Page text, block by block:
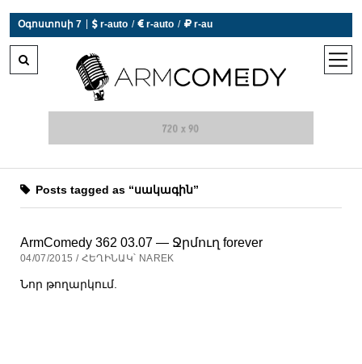
Օգոստոսի 7  r-auto /  r-auto /  r-au
open
Posts tagged as “սակագին”
ArmComedy 362 03.07 — Ջրմուղ forever
04/07/2015 / ՀԵՂԻՆԱԿ՝ NAREK
Նոր թողարկում.